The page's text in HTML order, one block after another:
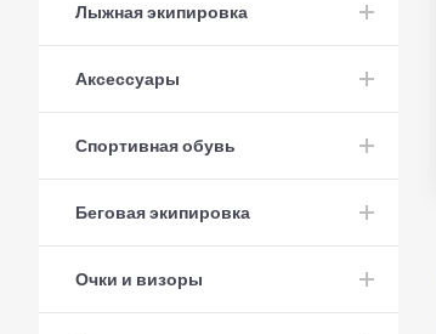
Лыжная экипировка
Аксессуары
Спортивная обувь
Беговая экипировка
Очки и визоры